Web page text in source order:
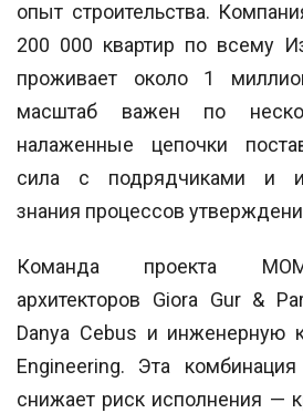
опыт строительства.
200 000 квартир по всему
проживает около 1
масштаб важен по
налаженные цепочки
сила с подрядчиками и
знания процессов
Команда проекта
архитекторов Giora Gur &
Danya Cebus и инженерную
Engineering. Эта
снижает риск исполнения —